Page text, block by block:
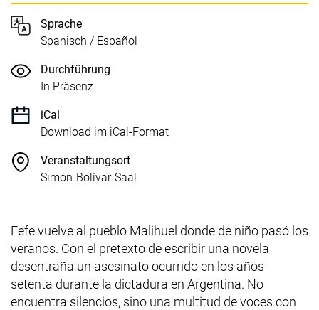
Sprache
Spanisch / Español
Durchführung
In Präsenz
iCal
Download im iCal-Format, 1 KB (öffnet neues Fenster)
Veranstaltungsort
Simón-Bolívar-Saal
Fefe vuelve al pueblo Malihuel donde de niño pasó los
veranos. Con el pretexto de escribir una novela
desentraña un asesinato ocurrido en los años
setenta durante la dictadura en Argentina. No
encuentra silencios, sino una multitud de voces con